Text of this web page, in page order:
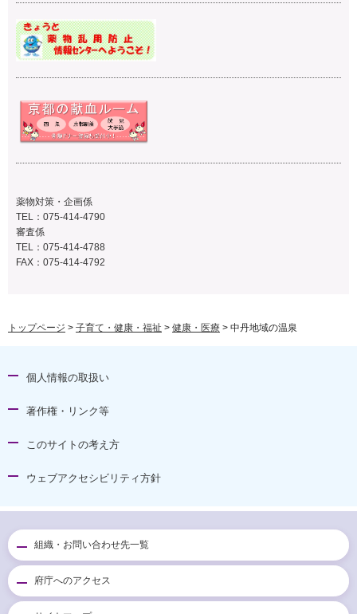
薬物対策・企画係
TEL：075-414-4790
審査係
TEL：075-414-4788
FAX：075-414-4792
トップページ > 子育て・健康・福祉 > 健康・医療 > 中丹地域の温泉
個人情報の取扱い
著作権・リンク等
このサイトの考え方
ウェブアクセシビリティ方針
組織・お問い合わせ先一覧
府庁へのアクセス